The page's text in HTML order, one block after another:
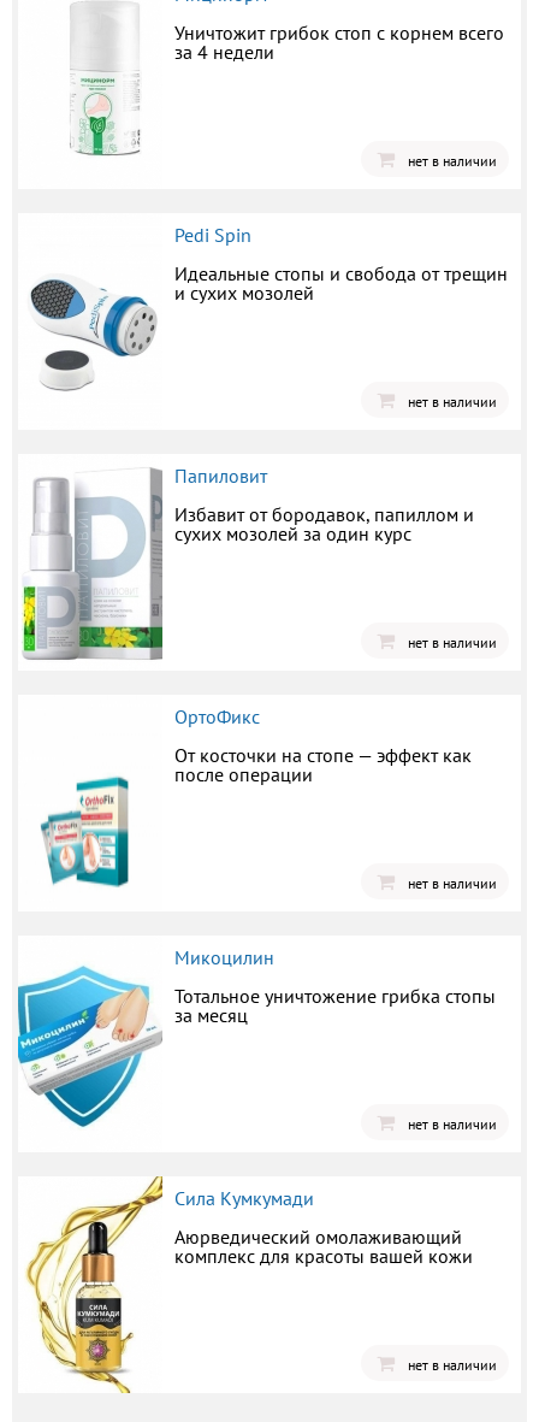
Уничтожит грибок стоп с корнем всего
за 4 недели
нет в наличии
Pedi Spin
Идеальные стопы и свобода от трещин
и сухих мозолей
нет в наличии
Папиловит
Избавит от бородавок, папиллом и
сухих мозолей за один курс
нет в наличии
ОртоФикс
От косточки на стопе — эффект как
после операции
нет в наличии
Микоцилин
Тотальное уничтожение грибка стопы
за месяц
нет в наличии
Сила Кумкумади
Аюрведический омолаживающий
комплекс для красоты вашей кожи
нет в наличии